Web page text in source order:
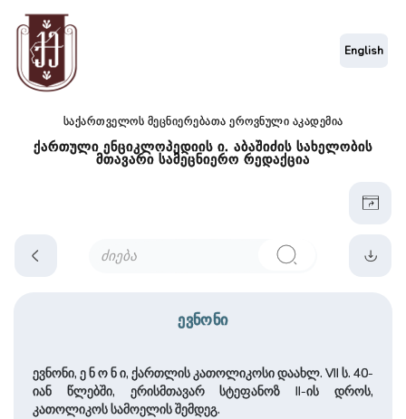
საქართველოს მეცნიერებათა ეროვნული აკადემია
ქართული ენციკლოპედიის ი. აბაშიძის სახელობის
მთავარი სამეცნიერო რედაქცია
English
ევნონი
ევნონი, ე ნ ო ნ ი, ქართლის კათოლიკოსი დაახლ. VII ს. 40-
იან წლებში, ერისმთავარ სტეფანოზ II-ის დროს,
კათოლიკოს სამოელის შემდეგ.